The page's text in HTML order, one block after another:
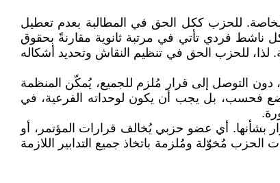
للحزب ككل الحق في المطالبة بعدم تعطيل
ناشط فردي تأتي في مرتبة ثانوية مقارنةً بحقوق
لذا، للحزب الحق في تنظيم النقاش وتحديد أشكاله
التوصل إلى قرار مُلزم للجميع، يُمكّن المنظمة
فحسب، بل يجب أن يكون لوحداته الفرعية، في
بشأنها. أي عضو حزبي يُخالف قرارات المؤتمر، أو
مُخوّلة ومُلزمة باتخاذ جميع التدابير اللازمة